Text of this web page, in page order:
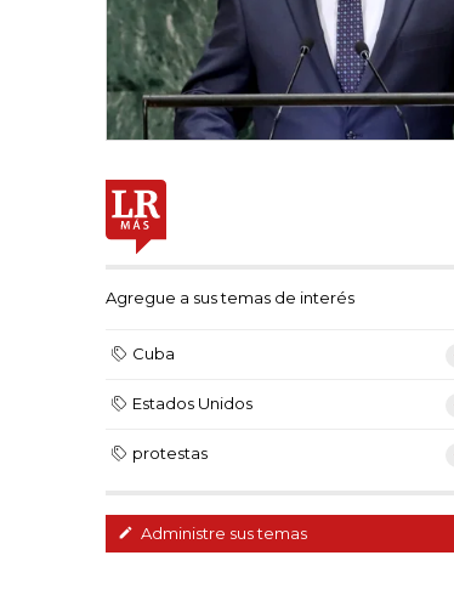
Agregue a sus temas de interés
Cuba
Estados Unidos
protestas
Administre sus temas